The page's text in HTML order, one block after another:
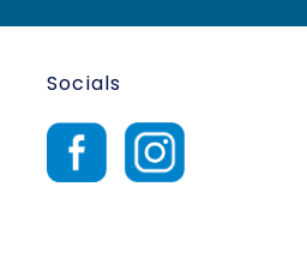
Socials